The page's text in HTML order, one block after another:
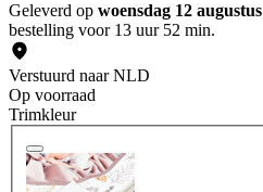
Geleverd op woensdag 12 augustus
bestelling voor 13 uur 52 min.
Verstuurd naar NLD
Op voorraad
Trimkleur